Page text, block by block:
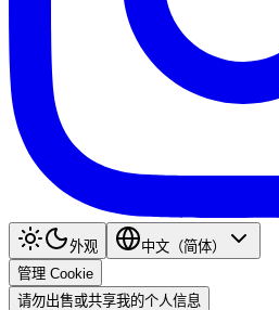
外观
中文（简体）
管理 Cookie
请勿出售或共享我的个人信息